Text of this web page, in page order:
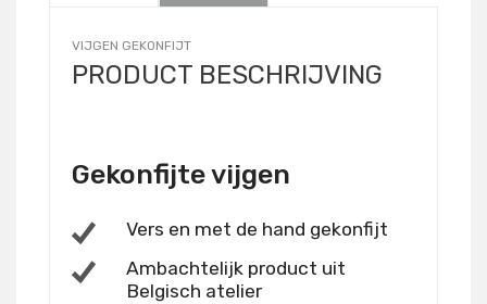
VIJGEN GEKONFIJT
PRODUCT BESCHRIJVING
Gekonfijte vijgen
Vers en met de hand gekonfijt
Ambachtelijk product uit
Belgisch atelier